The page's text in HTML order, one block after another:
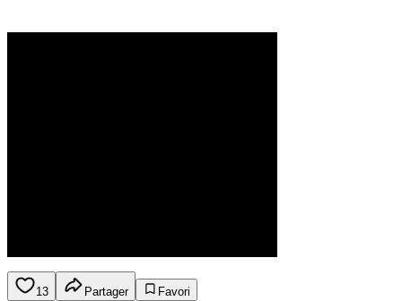
13 Partager
Favori